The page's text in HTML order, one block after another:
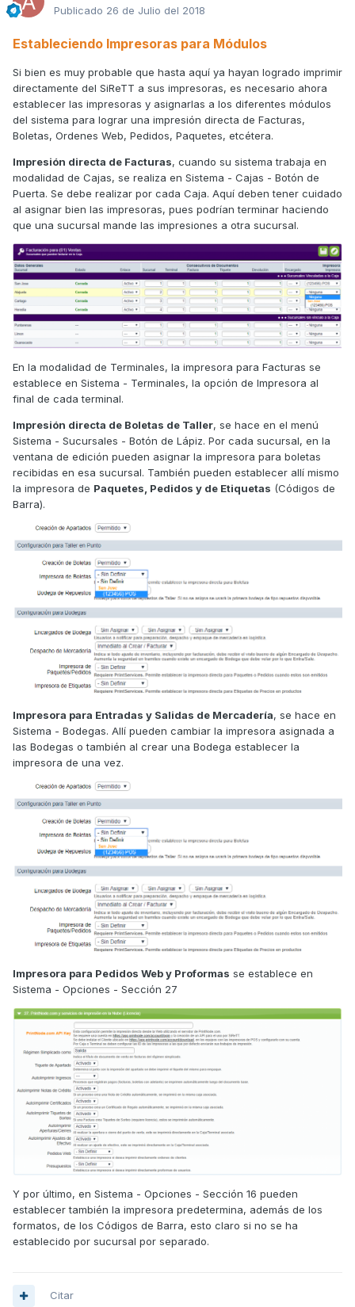
Publicado 26 de Julio del 2018
Estableciendo Impresoras para Módulos
Si bien es muy probable que hasta aquí ya hayan logrado imprimir
directamente del SiReTT a sus impresoras, es necesario ahora
establecer las impresoras y asignarlas a los diferentes módulos
del sistema para lograr una impresión directa de Facturas,
Boletas, Ordenes Web, Pedidos, Paquetes, etcétera.
Impresión directa de Facturas, cuando su sistema trabaja en
modalidad de Cajas, se realiza en Sistema - Cajas - Botón de
Puerta. Se debe realizar por cada Caja. Aquí deben tener cuidado
al asignar bien las impresoras, pues podrían terminar haciendo
que una sucursal mande las impresiones a otra sucursal.
En la modalidad de Terminales, la impresora para Facturas se
establece en Sistema - Terminales, la opción de Impresora al
final de cada terminal.
Impresión directa de Boletas de Taller, se hace en el menú
Sistema - Sucursales - Botón de Lápiz. Por cada sucursal, en la
ventana de edición pueden asignar la impresora para boletas
recibidas en esa sucursal. También pueden establecer allí mismo
la impresora de Paquetes, Pedidos y de Etiquetas (Códigos de
Barra).
Impresora para Entradas y Salidas de Mercadería, se hace en
Sistema - Bodegas. Allí pueden cambiar la impresora asignada a
las Bodegas o también al crear una Bodega establecer la
impresora de una vez.
Impresora para Pedidos Web y Proformas se establece en
Sistema - Opciones - Sección 27
Y por último, en Sistema - Opciones - Sección 16 pueden
establecer también la impresora predetermina, además de los
formatos, de los Códigos de Barra, esto claro si no se ha
establecido por sucursal por separado.
Citar